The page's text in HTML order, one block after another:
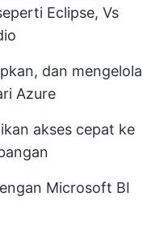
Eclipse, Vs
dan mengelola
Azure
akses cepat ke
Microsoft BI